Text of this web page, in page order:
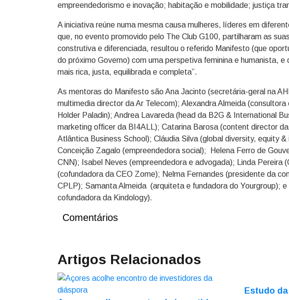
empreendedorismo e inovação; habitação e mobilidade; justiça
A iniciativa reúne numa mesma causa mulheres, líderes em
que, no evento promovido pelo The Club G100, partilharam as
construtiva e diferenciada, resultou o referido Manifesto (que
do próximo Governo) com uma perspetiva feminina e humanista, e
mais rica, justa, equilibrada e completa”.
As mentoras do Manifesto são Ana Jacinto (secretária-geral na
multimedia director da Ar Telecom); Alexandra Almeida
Holder Paladin); Andrea Lavareda (head da B2G & International
marketing officer da BI4ALL); Catarina Barosa (content director
Atlântica Business School); Cláudia Silva (global diversity, equity
Conceição Zagalo (empreendedora social); Helena Ferro de
CNN); Isabel Neves (empreendedora e advogada); Linda Pereira
(cofundadora da CEO Zome); Nelma Fernandes (presidente da
CPLP); Samanta Almeida (arquiteta e fundadora do Yourgroup);
cofundadora da Kindology).
Comentários
Artigos Relacionados
Estudo